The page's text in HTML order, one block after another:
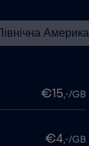
Північна Америка
€15,-/GB
€4,-/GB